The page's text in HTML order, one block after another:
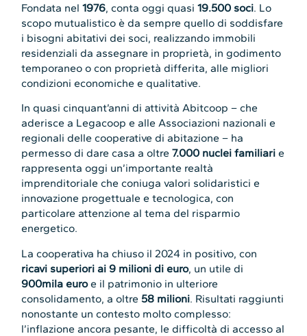
Fondata nel1976, conta oggi quasi19.500 soci. Lo
scopo mutualistico è da sempre quello di soddisfare
i bisogni abitativi dei soci, realizzando immobili
residenziali da assegnare in proprietà, in godimento
temporaneo o con proprietà differita, alle migliori
condizioni economiche e qualitative.
In quasi cinquant’anni di attività Abitcoop – che
aderisce a Legacoop e alle Associazioni nazionali e
regionali delle cooperative di abitazione – ha
permesso di dare casa a oltre7.000 nuclei familiari e
rappresenta oggi un’importante realtà
imprenditoriale che coniuga valori solidaristici e
innovazione progettuale e tecnologica, con
particolare attenzione al tema del risparmio
energetico.
La cooperativa ha chiuso il 2024 in positivo, con
ricavi superiori ai 9 milioni di euro, un utile di
900mila euroe il patrimonio in ulteriore
consolidamento, a oltre 58 milioni. Risultati raggiunti
nonostante un contesto molto complesso:
l’inflazione ancora pesante, le difficoltà di accesso al